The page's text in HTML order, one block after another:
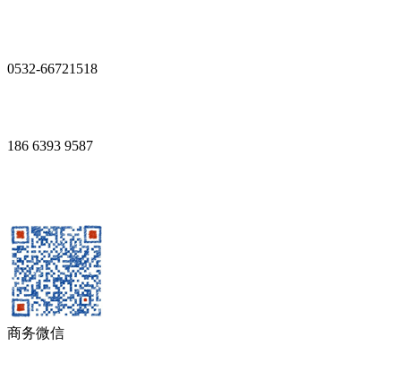
0532-66721518
186 6393 9587
商务微信